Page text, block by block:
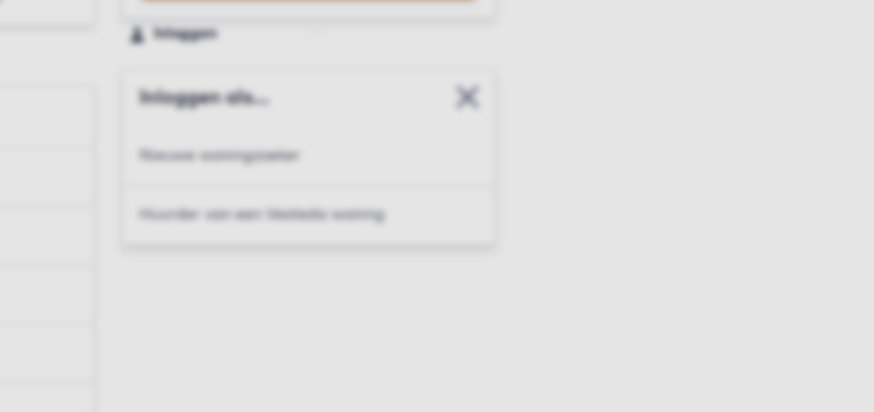
Inloggen
Inloggen als...
Sluit modal
Nieuwe woningzoeker
Huurder van een Vesteda woning